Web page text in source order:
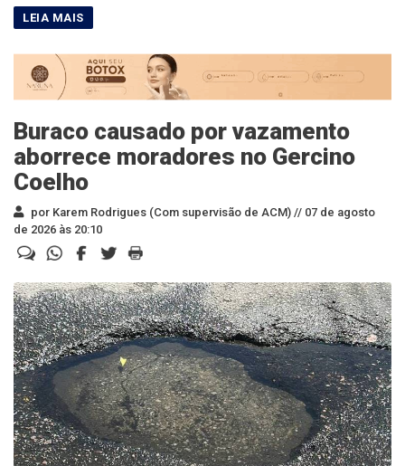
Buraco causado por vazamento
aborrece moradores no Gercino
Coelho
por Karem Rodrigues (Com supervisão de ACM) // 07 de agosto
de 2026 às 20:10